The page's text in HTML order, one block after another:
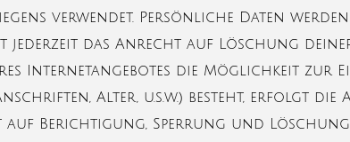
verwendet. Persönliche Daten
jederzeit das Anrecht auf Löschung
Internetangebotes die Möglichkeit zur
Anschriften, Alter, u.s.w.) besteht, erfolgt
auf Berichtigung, Sperrung und